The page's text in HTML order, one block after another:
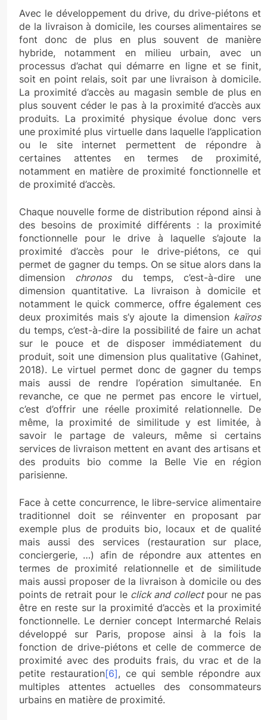
Avec le développement du drive, du drive-piétons et
de la livraison à domicile, les courses alimentaires se
font donc de plus en plus souvent de manière
hybride, notamment en milieu urbain, avec un
processus d’achat qui démarre en ligne et se finit,
soit en point relais, soit par une livraison à domicile.
La proximité d’accès au magasin semble de plus en
plus souvent céder le pas à la proximité d’accès aux
produits. La proximité physique évolue donc vers
une proximité plus virtuelle dans laquelle l’application
ou le site internet permettent de répondre à
certaines attentes en termes de proximité,
notamment en matière de proximité fonctionnelle et
de proximité d’accès.
Chaque nouvelle forme de distribution répond ainsi à
des besoins de proximité différents : la proximité
fonctionnelle pour le drive à laquelle s’ajoute la
proximité d’accès pour le drive-piétons, ce qui
permet de gagner du temps. On se situe alors dans la
dimension chronosdu temps, c’est-à-dire une
dimension quantitative. La livraison à domicile et
notamment le quick commerce, offre également ces
deux proximités mais s’y ajoute la dimension kaïros
du temps, c’est-à-dire la possibilité de faire un achat
sur le pouce et de disposer immédiatement du
produit, soit une dimension plus qualitative (Gahinet,
2018). Le virtuel permet donc de gagner du temps
mais aussi de rendre l’opération simultanée. En
revanche, ce que ne permet pas encore le virtuel,
c’est d’offrir une réelle proximité relationnelle. De
même, la proximité de similitude y est limitée, à
savoir le partage de valeurs, même si certains
services de livraison mettent en avant des artisans et
des produits bio comme la Belle Vie en région
parisienne.
Face à cette concurrence, le libre-service alimentaire
traditionnel doit se réinventer en proposant par
exemple plus de produits bio, locaux et de qualité
mais aussi des services (restauration sur place,
conciergerie, …) afin de répondre aux attentes en
termes de proximité relationnelle et de similitude
mais aussi proposer de la livraison à domicile ou des
points de retrait pour le click and collectpour ne pas
être en reste sur la proximité d’accès et la proximité
fonctionnelle. Le dernier concept Intermarché Relais
développé sur Paris, propose ainsi à la fois la
fonction de drive-piétons et celle de commerce de
proximité avec des produits frais, du vrac et de la
petite restauration[6], ce qui semble répondre aux
multiples attentes actuelles des consommateurs
urbains en matière de proximité.